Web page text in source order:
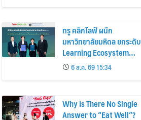
ทรู คลิกไลฟ์ ผนึก
มหาวิทยาลัยมหิดล ยกระดับ
Learning Ecosystem
พัฒนาหลักสูตรภาษา
อังกฤษ สู่ ม.ปลายครั้งแรก!
พร้อมใช้ปีการศึกษา 2570
6 ส.ค. 69 15:34
Why Is There No Single
Answer to “Eat Well”?